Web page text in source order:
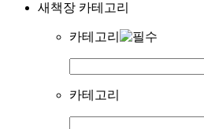
새책장 카테고리
카테고리
카테고리